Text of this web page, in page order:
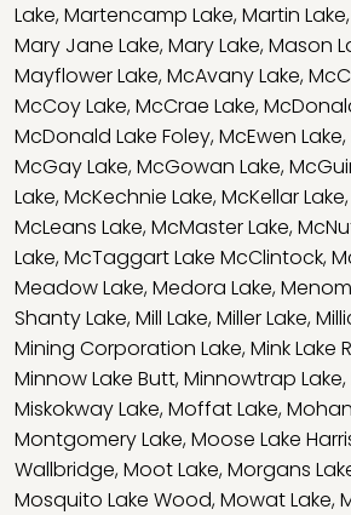
Lake,Martencamp Lake,Martin Lake,
Mary Jane Lake,Mary Lake,Mason
Mayflower Lake,McAvany Lake,
McCoy Lake,McCrae Lake,
McDonald Lake Foley,McEwen Lake,
McGay Lake,McGowan Lake,
Lake,McKechnie Lake,McKellar Lake,
McLeans Lake,McMaster Lake,
Lake,McTaggart Lake McClintock,
Meadow Lake,Medora Lake,
Shanty Lake,Mill Lake,Miller Lake,
Mining Corporation Lake,Mink Lake
Minnow Lake Butt,Minnowtrap Lake,
Miskokway Lake,Moffat Lake,
Montgomery Lake,Moose Lake
Wallbridge,Moot Lake,Morgans
Mosquito Lake Wood,Mowat Lake,